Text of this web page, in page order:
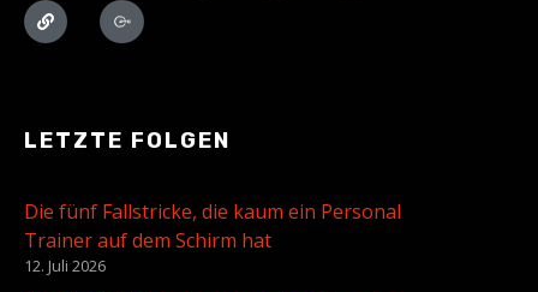
LETZTE FOLGEN
Die fünf Fallstricke, die kaum ein Personal
Trainer auf dem Schirm hat
12. Juli 2026